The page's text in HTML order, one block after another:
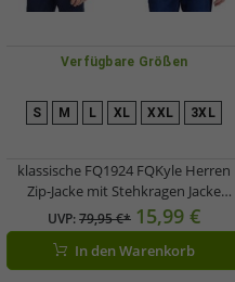
Verfügbare Größen
S M L XL XXL 3XL
klassische FQ1924 FQKyle Herren
Zip-Jacke mit Stehkragen Jacke
21900654 Schwarz oder Weiß
UVP:79,95 €* 15,99 €
In den Warenkorb